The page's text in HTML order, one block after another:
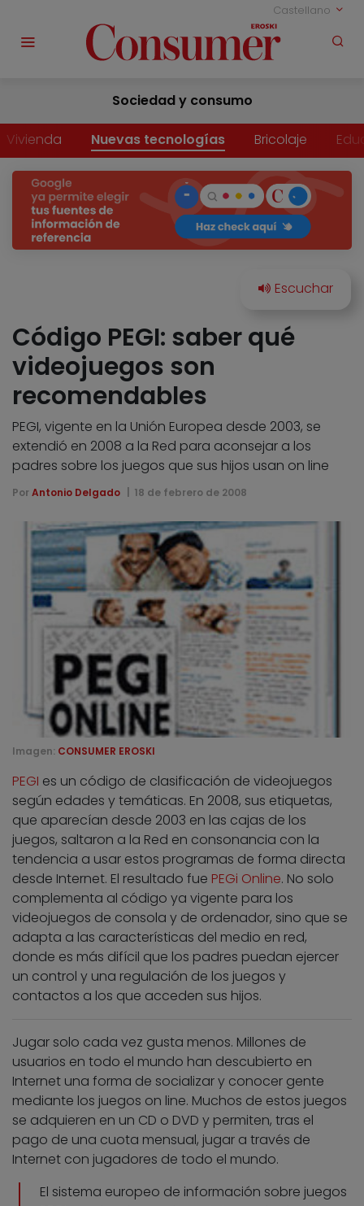
Castellano
Sociedad y consumo
Vivienda Nuevas tecnologías Bricolaje
Código PEGI: saber qué
videojuegos son
recomendables
PEGI, vigente en la Unión Europea desde 2003, se
extendió en 2008 a la Red para aconsejar a los
padres sobre los juegos que sus hijos usan on line
Por Antonio Delgado 18 de febrero de 2008
Imagen: CONSUMER EROSKI
PEGI es un código de clasificación de videojuegos
según edades y temáticas. En 2008, sus etiquetas,
que aparecían desde 2003 en las cajas de los
juegos, saltaron a la Red en consonancia con la
tendencia a usar estos programas de forma directa
desde Internet. El resultado fue PEGi Online. No solo
complementa al código ya vigente para los
videojuegos de consola y de ordenador, sino que se
adapta a las características del medio en red,
donde es más difícil que los padres puedan ejercer
un control y una regulación de los juegos y
contactos a los que acceden sus hijos.
Jugar solo cada vez gusta menos. Millones de
usuarios en todo el mundo han descubierto en
Internet una forma de socializar y conocer gente
mediante los juegos on line. Muchos de estos juegos
se adquieren en un CD o DVD y permiten, tras el
pago de una cuota mensual, jugar a través de
Internet con jugadores de todo el mundo.
El sistema europeo de información sobre juegos